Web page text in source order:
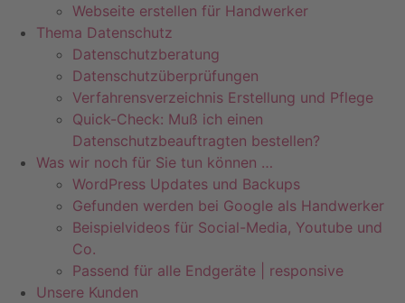
Webseite erstellen für Handwerker
Thema Datenschutz
Datenschutzberatung
Datenschutzüberprüfungen
Verfahrensverzeichnis Erstellung und Pflege
Quick-Check: Muß ich einen
Datenschutzbeauftragten bestellen?
Was wir noch für Sie tun können …
WordPress Updates und Backups
Gefunden werden bei Google als Handwerker
Beispielvideos für Social-Media, Youtube und
Co.
Passend für alle Endgeräte | responsive
Unsere Kunden